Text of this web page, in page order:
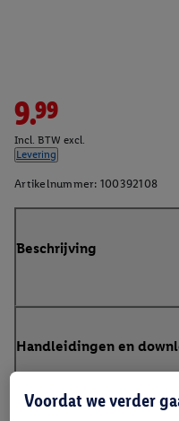
9.99
Incl. BTW excl.
Levering
Artikelnummer: 100392108
Beschrijving
Handleidingen en
Voordat we verder